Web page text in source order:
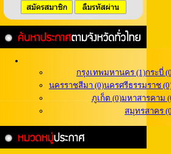
กรุงเทพมหานคร (1)กระบี่
นครราชสีมา (0)นครศรีธรรมราช
ภูเก็ต (0)มหาสารคาม
สมุทรสาคร